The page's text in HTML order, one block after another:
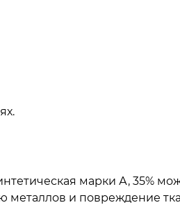
марки А, 35%
и повреждение